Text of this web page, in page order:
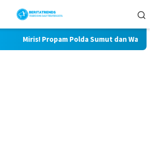
Miris! Propam Polda Sumut dan Wasidik